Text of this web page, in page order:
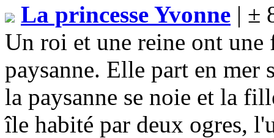
La princesse Yvonne | ±
Un roi et une reine ont
paysanne. Elle part en mer
la paysanne se noie et la
île habité par deux ogres,